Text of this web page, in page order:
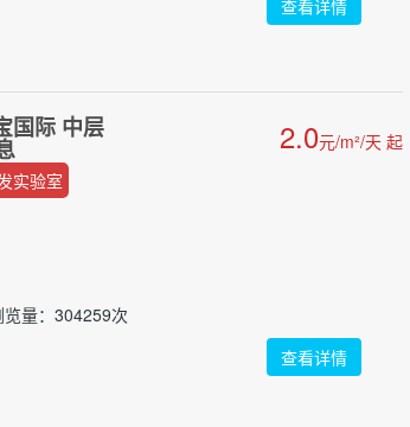
查看详情
国际 中层 2.0元/m²/天 起
实验室
量：304259次
查看详情